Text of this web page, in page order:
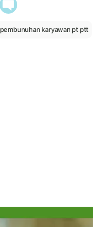
pembunuhan karyawan pt ptt